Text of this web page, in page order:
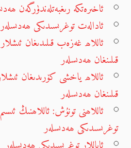
ئاخىرەتكە رىغبەتلەندۈرگەن
ئادالەت توغرىسىدىكى ھەدىسلەر
ئاللاھ غەزەب قىلىدىغان
قىلىنغان ھەدىسلەر
ئاللاھ ياخشى كۆرىدىغان
قىلىنغان ھەدىسلەر
ئاللاھنى تونۇش: ئاللاھنىڭ
توغرىسىدىكى ھەدىسلەر